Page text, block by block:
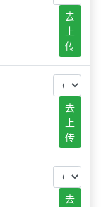
去
上
传
去
上
传
去